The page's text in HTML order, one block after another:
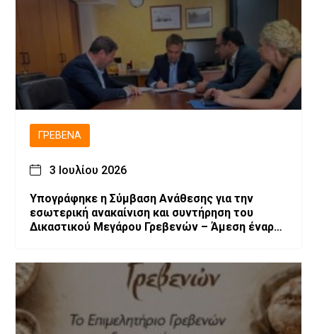
ΓΡΕΒΕΝΆ
3 Ιουλίου 2026
Υπογράφηκε η Σύμβαση Ανάθεσης για την
εσωτερική ανακαίνιση και συντήρηση του
Δικαστικού Μεγάρου Γρεβενών – Άμεση έναρξη